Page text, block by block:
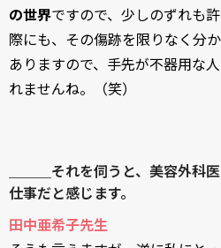
の世界ですので、少しのずれも
際にも、その傷跡を限りなく分
ありますので、手先が不器用な
れませんね。（笑）
＿＿＿それを伺うと、美容外科
仕事だと感じます。
田中亜希子先生